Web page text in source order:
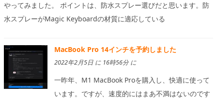
やってみました。 ポイントは、防水スプレー選びだと思います。防
水スプレーがMagic Keyboardの材質に適応している
MacBook Pro 14インチを予約しました
2022年2月5日 に 16時56分 に
一昨年、M1 MacBook Proを購入し、快適に使って
います。ですが、速度的にはまあ不満はないのです